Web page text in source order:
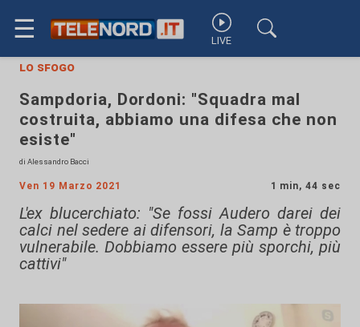
☰ LIVE
lo sfogo
Sampdoria, Dordoni: "Squadra mal
costruita, abbiamo una difesa che non
esiste"
di Alessandro Bacci
Ven 19 Marzo 2021 1 min, 44 sec
L'ex blucerchiato: "Se fossi Audero darei dei
calci nel sedere ai difensori, la Samp è troppo
vulnerabile. Dobbiamo essere più sporchi, più
cattivi"